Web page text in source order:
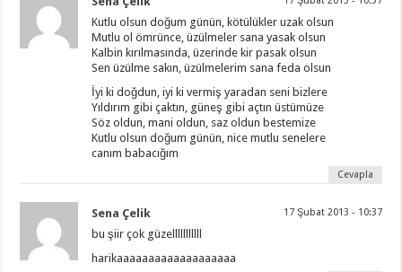
Kutlu olsun doğum günün, kötülükler uzak olsun
Mutlu ol ömrünce, üzülmeler sana yasak olsun
Kalbin kırılmasında, üzerinde kir pasak olsun
Sen üzülme sakın, üzülmelerim sana feda olsun
İyi ki doğdun, iyi ki vermiş yaradan seni bizlere
Yıldırım gibi çaktın, güneş gibi açtın üstümüze
Söz oldun, mani oldun, saz oldun bestemize
Kutlu olsun doğum günün, nice mutlu senelere
canım babacığım
Cevapla
Sena Çelik 17 Şubat 2013 - 10:37
bu şiir çok güzelllllllllll
harikaaaaaaaaaaaaaaaaaaa